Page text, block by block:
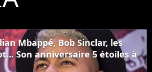
Mbappé, Bob Sinclar, les
Son anniversaire 5 étoiles à